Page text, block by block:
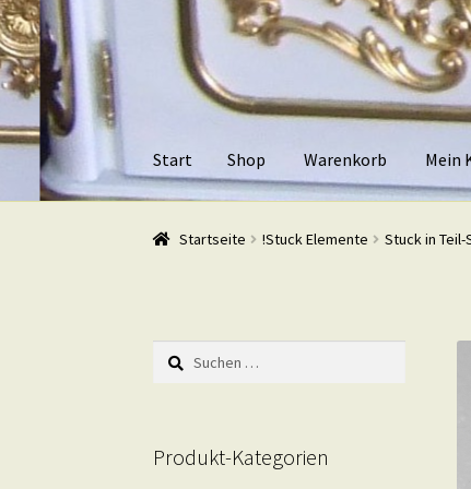
Zur
Navigation
springen
Zum
Inhalt
springen
Start Shop Warenkorb Mein
Start ShopWarenkorb Mein Konto Kasse
Startseite !Stuck Elemente Stuck in Teil-
Suchen
nach:
Produkt-Kategorien